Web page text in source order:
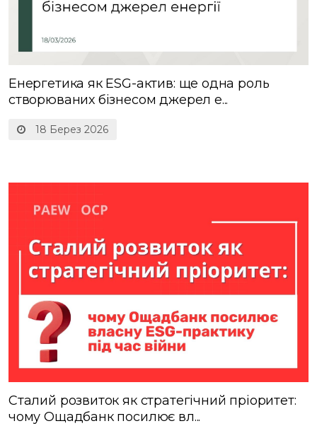
18 Берез 2026
Енергетика як ESG-актив: ще одна роль
створюваних бізнесом джерел е...
Сталий розвиток як стратегічний пріоритет:
чому Ощадбанк посилює вл...